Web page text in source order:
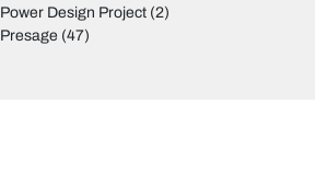
Power Design Project(2)
Presage (47)